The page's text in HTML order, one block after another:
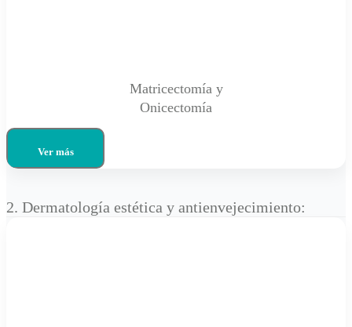
Matricectomía y
Onicectomía
Ver más
2. Dermatología estética y antienvejecimiento: